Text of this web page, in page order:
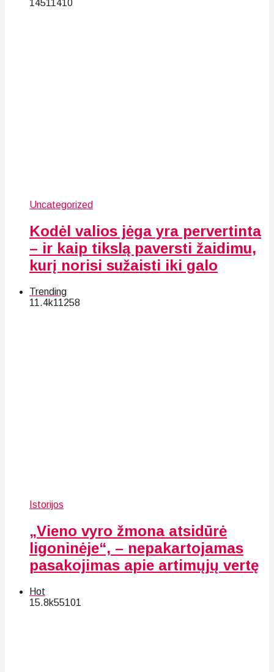
14511410
Uncategorized
Kodėl valios jėga yra pervertinta
– ir kaip tikslą paversti žaidimu,
kurį norisi sužaisti iki galo
Trending
11.4k11258
Istorijos
„Vieno vyro žmona atsidūrė
ligoninėje“, – nepakartojamas
pasakojimas apie artimųjų vertę
Hot
15.8k55101